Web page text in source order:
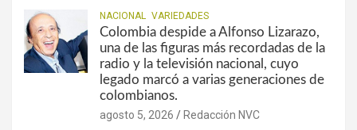
NACIONAL VARIEDADES
Colombia despide a Alfonso Lizarazo,
una de las figuras más recordadas de la
radio y la televisión nacional, cuyo
legado marcó a varias generaciones de
colombianos.
agosto 5, 2026 Redacción NVC